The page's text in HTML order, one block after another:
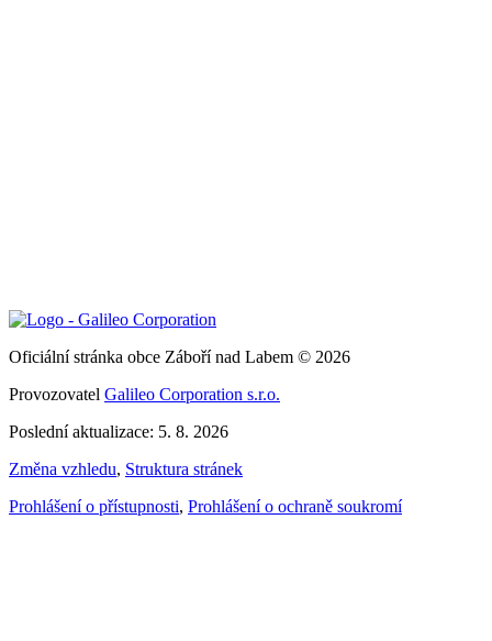
Oficiální stránka obce Záboří nad Labem © 2026
Provozovatel Galileo Corporation s.r.o.
Poslední aktualizace: 5. 8. 2026
Změna vzhledu, Struktura stránek
Prohlášení o přístupnosti, Prohlášení o ochraně soukromí